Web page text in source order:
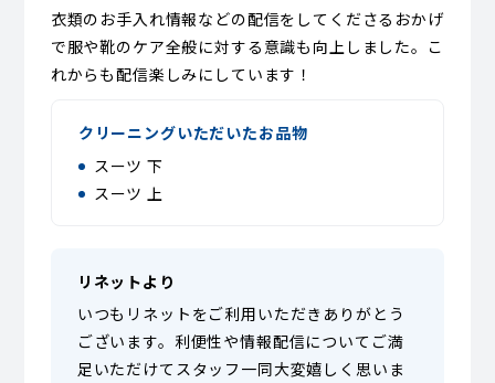
衣類のお手入れ情報などの配信をしてくださるおかげ
で服や靴のケア全般に対する意識も向上しました。こ
れからも配信楽しみにしています！
クリーニングいただいたお品物
スーツ 下
スーツ 上
リネットより
いつもリネットをご利用いただきありがとう
ございます。利便性や情報配信についてご満
足いただけてスタッフ一同大変嬉しく思いま